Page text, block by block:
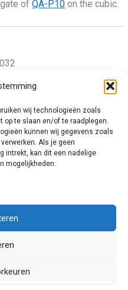
wij technologieën zoals
op te slaan en/of te raadplegen.
kunnen wij gegevens zoals
Als je geen
intrekt, kan dit een nadelige
mogelijkheden.
ofQA-P10 on the cubic.
Policy
(EU)